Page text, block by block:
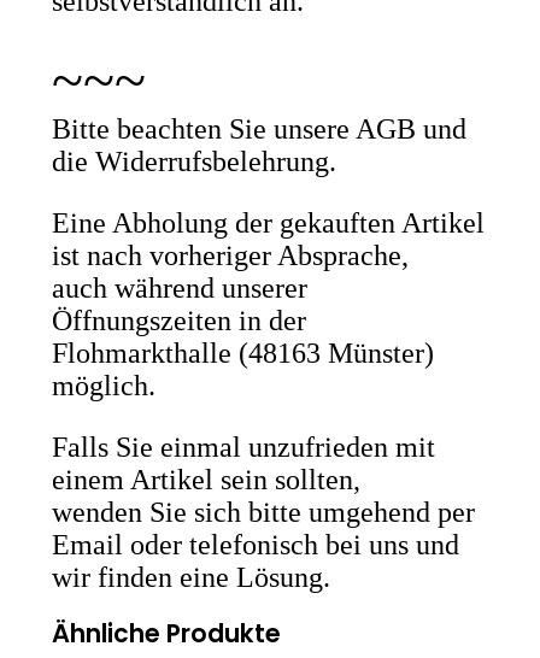
~~~
Bitte beachten Sie unsere AGB und
die Widerrufsbelehrung.
Eine Abholung der gekauften Artikel
ist nach vorheriger Absprache,
auch während unserer
Öffnungszeiten in der
Flohmarkthalle (48163 Münster)
möglich.
Falls Sie einmal unzufrieden mit
einem Artikel sein sollten,
wenden Sie sich bitte umgehend per
Email oder telefonisch bei uns und
wir finden eine Lösung.
Ähnliche Produkte